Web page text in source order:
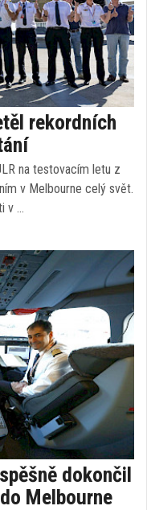
rekordních
na testovacím letu z
v Melbourne celý svět.
v …
dokončil
Melbourne